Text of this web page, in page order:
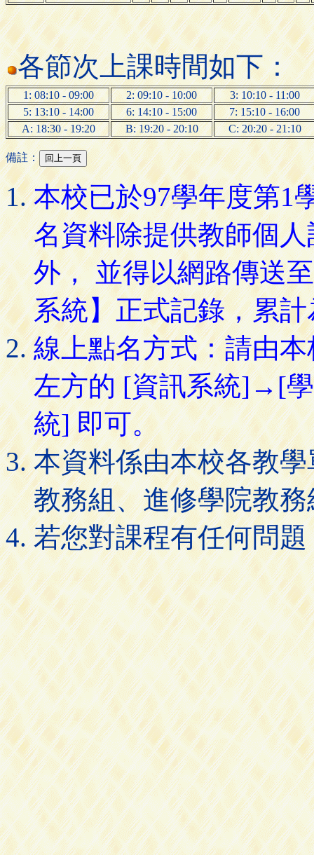
各節次上課時間如下：
1: 08:10 - 09:00 2: 09:10 - 10:00
3: 10:10 - 11:00
5: 13:10 - 14:00
6: 14:10 - 15:00
7: 15:10 - 16:00
A: 18:30 - 19:20
B: 19:20 - 20:10 C: 20:20 - 21:10
備註：
本校已於97學年度第1
名資料除提供教師個
外， 並得以網路傳送
系統】正式記錄，累
線上點名方式：請由
左方的 [資訊系統]→[
統] 即可。
本資料係由本校各教
教務組、進修學院教
若您對課程有任何問